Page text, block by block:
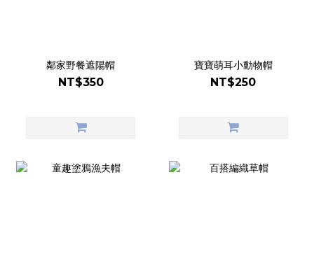
鄰家野餐遮陽帽
NT$350
寶寶萌耳小動物帽
NT$250